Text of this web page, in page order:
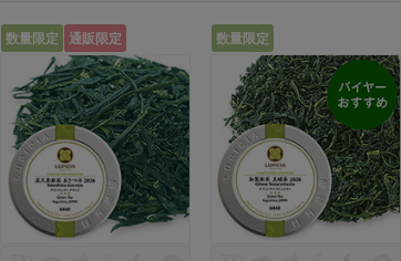
数量限定 通販限定 数量限定